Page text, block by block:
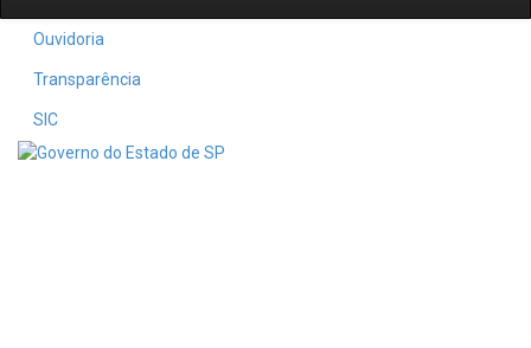
Ouvidoria
Transparência
SIC